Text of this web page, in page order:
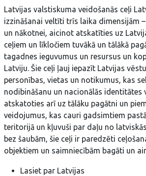
Latvijas valstiskuma veidošanās ceļi
izzināšanai veltīti trīs laika dimensijām
un nākotnei, aicinot atskatīties uz
ceļiem un līkločiem tuvākā un tālākā
tagadnes ieguvumus un resursus un
Latviju. Šie ceļi ļauj iepazīt Latvijas
personības, vietas un notikumus, kas
nodibināšanu un nacionālās identitātes
atskatoties arī uz tālāku pagātni un
veidojumus, kas cauri gadsimtiem
teritorijā un kļuvuši par daļu no
bez šaubām, šie ceļi ir paredzēti
objektiem un saimniecībām bagāti un
Lasiet par Latvijas